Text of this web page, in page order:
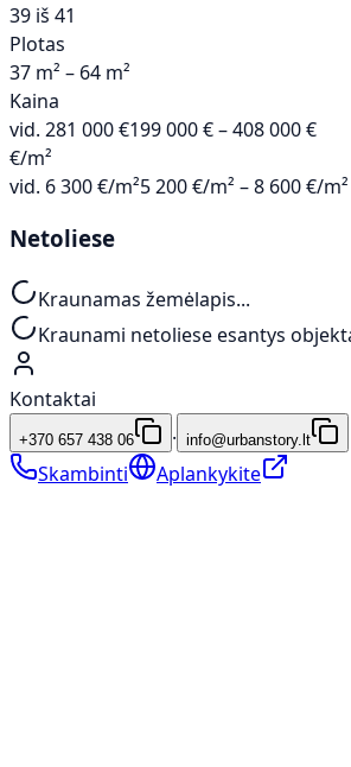
39 iš 41
Plotas
37 m² – 64 m²
Kaina
vid. 281 000 €199 000 € – 408 000 €
€/m²
vid. 6 300 €/m²5 200 €/m² – 8 600 €/m²
Netoliese
Kraunamas žemėlapis...
Kraunami netoliese esantys
Kontaktai
+370 657 438 06 · info@urbanstory.lt
Skambinti Aplankykite